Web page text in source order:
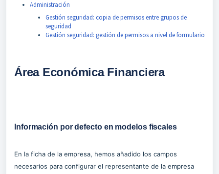
Administración
Gestión seguridad: copia de permisos entre grupos de
seguridad
Gestión seguridad: gestión de permisos a nivel de formulario
Área Económica Financiera
Información por defecto en modelos fiscales
En la ficha de la empresa, hemos añadido los campos
necesarios para configurar el representante de la empresa